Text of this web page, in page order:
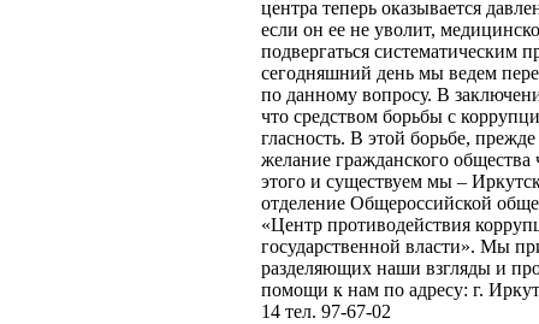
центра теперь оказывается
если он ее не уволит,
подвергаться систематическим
сегодняшний день мы ведем
по данному вопросу. В
что средством борьбы с
гласность. В этой борьбе, прежде
желание гражданского общества
этого и существуем мы –
отделение Общероссийской
«Центр противодействия
государственной власти». Мы
разделяющих наши взгляды и
помощи к нам по адресу: г.
14 тел. 97-67-02